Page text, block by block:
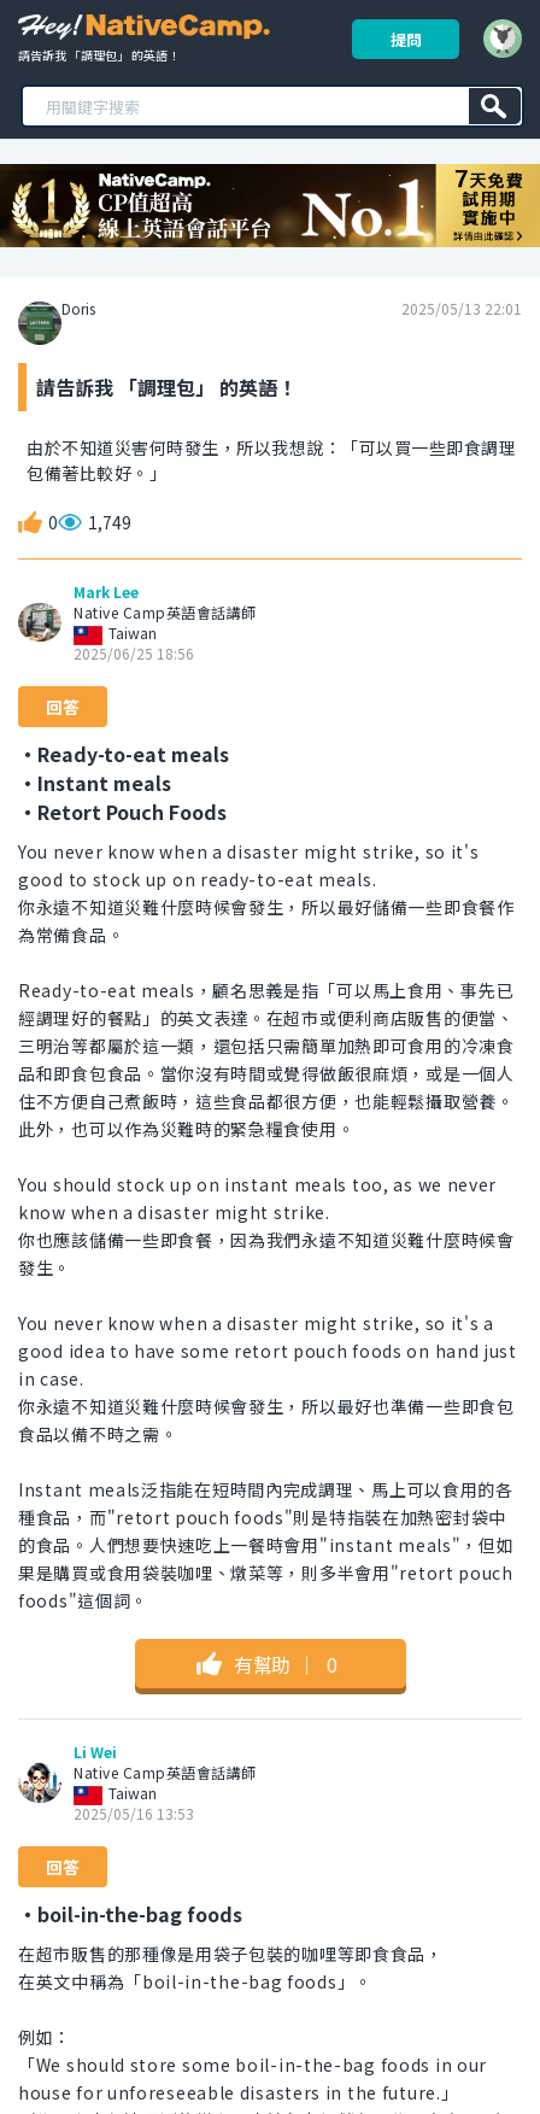
請告訴我 「調理包」 的英語！
提問
Doris 2025/05/13 22:01
請告訴我 「調理包」 的英語！
由於不知道災害何時發生，所以我想說：「可以買一些即食調理
包備著比較好。」
0 1,749
Mark Lee
Native Camp英語會話講師
Taiwan
2025/06/25 18:56
回答
・Ready-to-eat meals
・Instant meals
・Retort Pouch Foods
You never know when a disaster might strike, so it's
good to stock up on ready-to-eat meals.
你永遠不知道災難什麼時候會發生，所以最好儲備一些即食餐作
為常備食品。
Ready-to-eat meals，顧名思義是指「可以馬上食用、事先已
經調理好的餐點」的英文表達。在超市或便利商店販售的便當、
三明治等都屬於這一類，還包括只需簡單加熱即可食用的冷凍食
品和即食包食品。當你沒有時間或覺得做飯很麻煩，或是一個人
住不方便自己煮飯時，這些食品都很方便，也能輕鬆攝取營養。
此外，也可以作為災難時的緊急糧食使用。
You should stock up on instant meals too, as we never
know when a disaster might strike.
你也應該儲備一些即食餐，因為我們永遠不知道災難什麼時候會
發生。
You never know when a disaster might strike, so it's a
good idea to have some retort pouch foods on hand just
in case.
你永遠不知道災難什麼時候會發生，所以最好也準備一些即食包
食品以備不時之需。
Instant meals泛指能在短時間內完成調理、馬上可以食用的各
種食品，而"retort pouch foods"則是特指裝在加熱密封袋中
的食品。人們想要快速吃上一餐時會用"instant meals"，但如
果是購買或食用袋裝咖哩、燉菜等，則多半會用"retort pouch
foods"這個詞。
有幫助 ｜ 0
Li Wei
Native Camp英語會話講師
Taiwan
2025/05/16 13:53
回答
・boil-in-the-bag foods
在超市販售的那種像是用袋子包裝的咖哩等即食食品，
在英文中稱為「boil-in-the-bag foods」。
例如：
「We should store some boil-in-the-bag foods in our
house for unforeseeable disasters in the future.」